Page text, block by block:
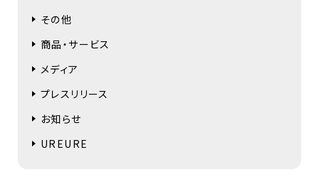
その他
商品・サービス
メディア
プレスリリース
お知らせ
UREURE